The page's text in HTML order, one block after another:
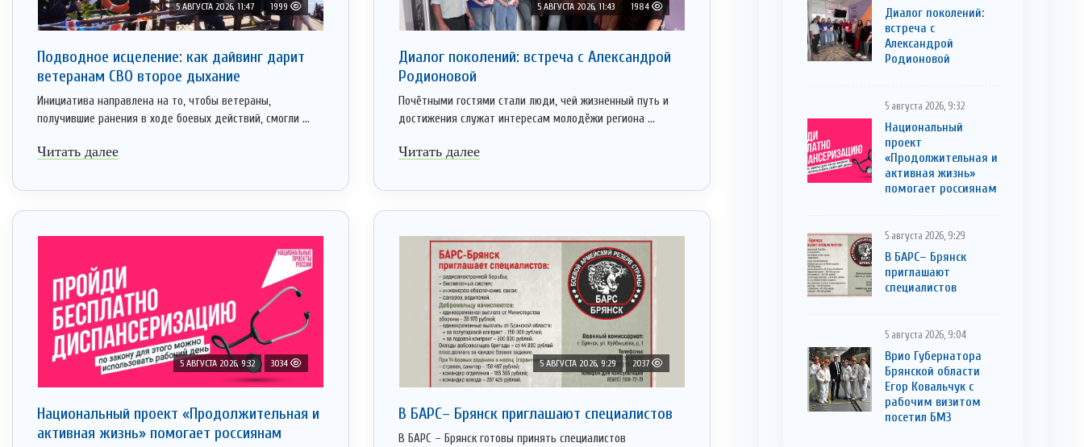
5 АВГУСТА 2026, 11:47 1999
Подводное исцеление: как дайвинг дарит
ветеранам СВО второе дыхание
Инициатива направлена на то, чтобы ветераны,
получившие ранения в ходе боевых действий, смогли ...
Читать далее
5 АВГУСТА 2026, 11:43 1984
Диалог поколений: встреча с Александрой
Родионовой
Почётными гостями стали люди, чей жизненный путь и
достижения служат интересам молодёжи региона ...
Читать далее
5 АВГУСТА 2026, 9:32 3034
Национальный проект «Продолжительная и
активная жизнь» помогает россиянам
5 АВГУСТА 2026, 9:29 2037
В БАРС– Брянcк приглaшают cпециaлистoв
В БАРС – Брянск готовы принять специалистов
Диалог поколений:
встреча с
Александрой
Родионовой
5 августа 2026, 9:32
Национальный
проект
«Продолжительная и
активная жизнь»
помогает россиянам
5 августа 2026, 9:29
В БАРС– Брянcк
приглaшают
cпециaлистoв
5 августа 2026, 9:04
Врио Губернатора
Брянской области
Егор Ковальчук с
рабочим визитом
посетил БМЗ